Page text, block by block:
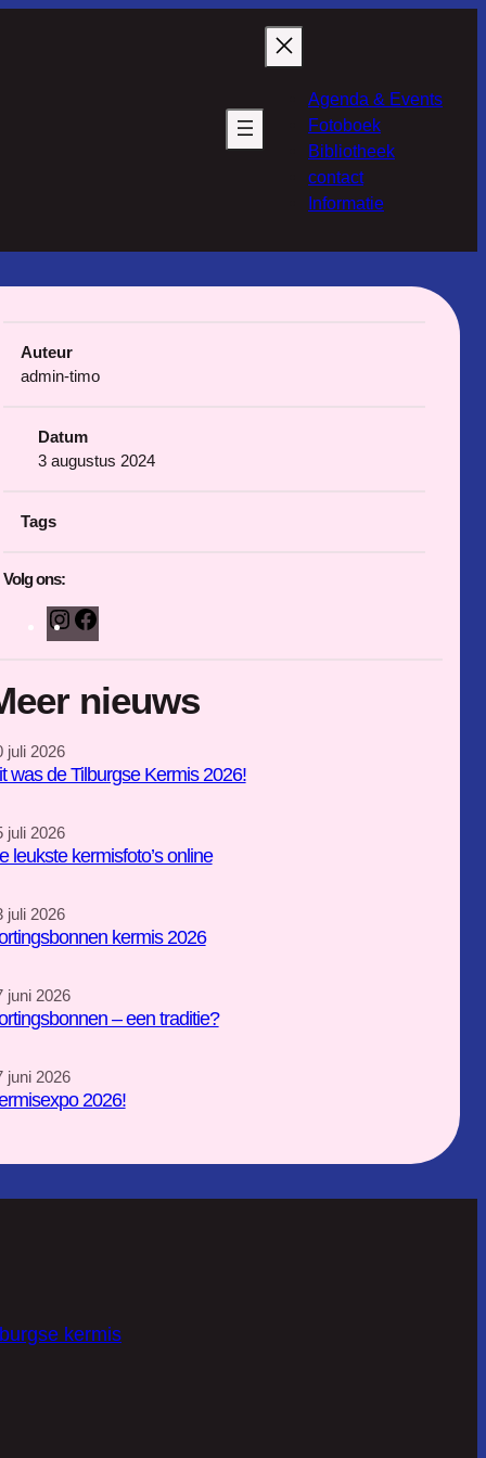
Agenda & Events
Fotoboek
Bibliotheek
contact
Informatie
Auteur
admin-timo
Datum
3 augustus 2024
Tags
Volg ons:
I
n
g
m
a
e
o
nieuws
juli 2026
was de Tilburgse Kermis 2026!
juli 2026
leukste kermisfoto’s online
juli 2026
kermis 2026
juni 2026
– een traditie?
juni 2026
2026!
kermis